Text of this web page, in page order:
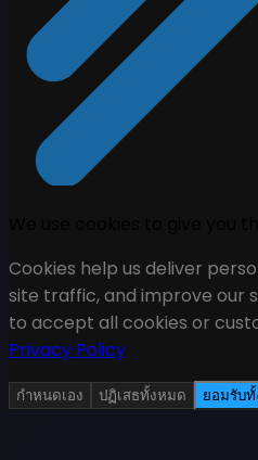
Cookies help us deliver
site traffic, and improve our
to accept all cookies or
Privacy Policy
กำหนดเอง ปฏิเสธทั้งหมด ยอมรับ